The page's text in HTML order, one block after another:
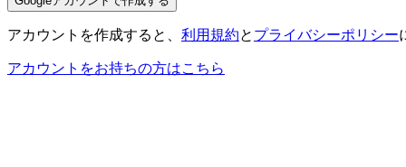
アカウントを作成すると、 利用規約と プライバシーポリシー
アカウントをお持ちの方はこちら